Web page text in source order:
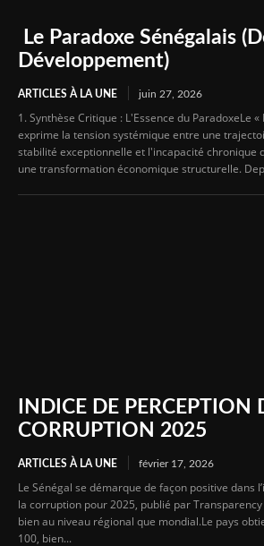
Le Paradoxe Sénégalais
Développement)
ARTICLES À LA UNE juin 27, 2026
1. Synthèse Critique : L'Essence du ParadoxeLe
exprime la tension systémique entre une
stabilité exceptionnelle et l'incapacité chronique
une transformation économique structurelle.
INDICE DE PERCEPTION
CORRUPTION 2025
ARTICLES À LA UNE février 17, 2026
Le Sénégal se démarque de façon positive dans
la corruption pour 2025, publié par
bien au niveau régional que mondial.Le pays
100, bien...